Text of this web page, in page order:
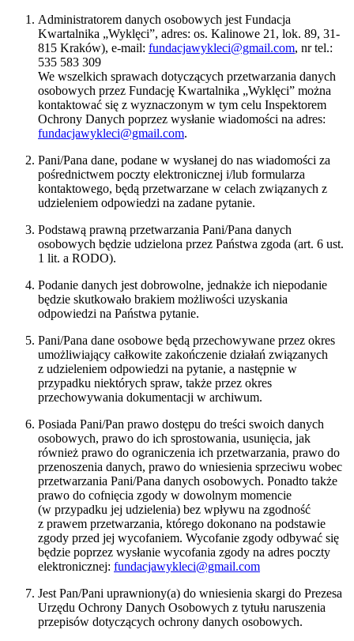
Administratorem danych osobowych jest Fundacja
Kwartalnika „Wyklęci”, adres: os. Kalinowe 21, lok. 89, 31-
815 Kraków), e-mail: fundacjawykleci@gmail.com, nr tel.:
535 583 309
We wszelkich sprawach dotyczących przetwarzania danych
osobowych przez Fundację Kwartalnika „Wyklęci” można
kontaktować się z wyznaczonym w tym celu Inspektorem
Ochrony Danych poprzez wysłanie wiadomości na adres:
fundacjawykleci@gmail.com.
Pani/Pana dane, podane w wysłanej do nas wiadomości za
pośrednictwem poczty elektronicznej i/lub formularza
kontaktowego, będą przetwarzane w celach związanych z
udzieleniem odpowiedzi na zadane pytanie.
Podstawą prawną przetwarzania Pani/Pana danych
osobowych będzie udzielona przez Państwa zgoda (art. 6 ust.
1 lit. a RODO).
Podanie danych jest dobrowolne, jednakże ich niepodanie
będzie skutkowało brakiem możliwości uzyskania
odpowiedzi na Państwa pytanie.
Pani/Pana dane osobowe będą przechowywane przez okres
umożliwiający całkowite zakończenie działań związanych
z udzieleniem odpowiedzi na pytanie, a następnie w
przypadku niektórych spraw, także przez okres
przechowywania dokumentacji w archiwum.
Posiada Pani/Pan prawo dostępu do treści swoich danych
osobowych, prawo do ich sprostowania, usunięcia, jak
również prawo do ograniczenia ich przetwarzania, prawo do
przenoszenia danych, prawo do wniesienia sprzeciwu wobec
przetwarzania Pani/Pana danych osobowych. Ponadto także
prawo do cofnięcia zgody w dowolnym momencie
(w przypadku jej udzielenia) bez wpływu na zgodność
z prawem przetwarzania, którego dokonano na podstawie
zgody przed jej wycofaniem. Wycofanie zgody odbywać się
będzie poprzez wysłanie wycofania zgody na adres poczty
elektronicznej: fundacjawykleci@gmail.com
Jest Pan/Pani uprawniony(a) do wniesienia skargi do Prezesa
Urzędu Ochrony Danych Osobowych z tytułu naruszenia
przepisów dotyczących ochrony danych osobowych.